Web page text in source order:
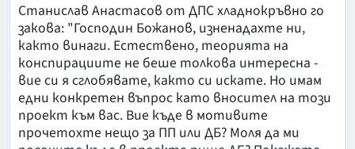
Станислав Анастасов от ДПС хладнокръвно го
закова: "Господин Божанов, изненадахте ни,
както винаги. Естествено, теорията на
конспирациите не беше толкова интересна -
вие си я сглобявате, както си искате. Но имам
едни конкретен въпрос като вносител на този
проект към вас. Вие къде в мотивите
прочетохте нещо за ПП или ДБ? Моля да ми